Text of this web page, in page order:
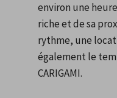
environ une
riche et de sa
rythme, une
également le
CARIGAMI.